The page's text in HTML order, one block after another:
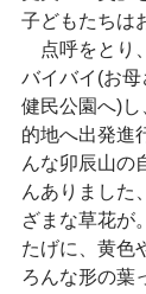
子どもたちは
点呼をとり
バイバイ(お
健民公園へ)し
的地へ出発進
んな卯辰山の
んありました
ざまな草花が
たげに、黄色
ろんな形の葉